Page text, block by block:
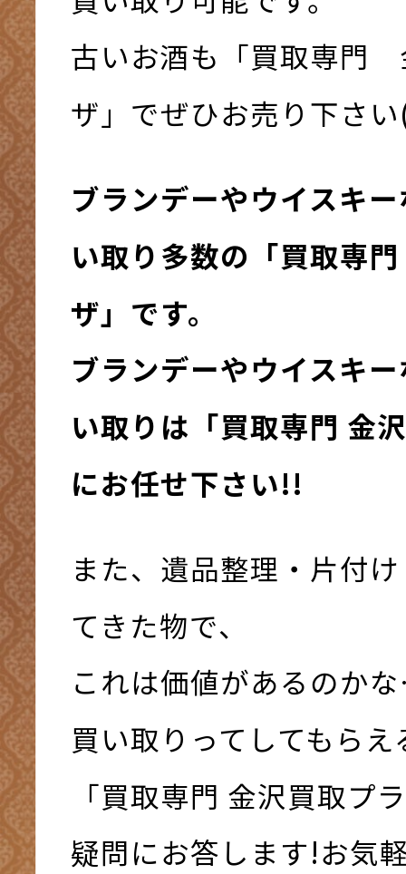
古いお酒も「買取専門
ザ」でぜひお売り下さ
ブランデーやウイスキ
い取り多数の「買取専
ザ」です。
ブランデーやウイスキ
い取りは「買取専門 金
にお任せ下さい!!
また、遺品整理・片付
てきた物で、
これは価値があるのか
買い取りってしてもら
「買取専門 金沢買取プ
疑問にお答します!お気